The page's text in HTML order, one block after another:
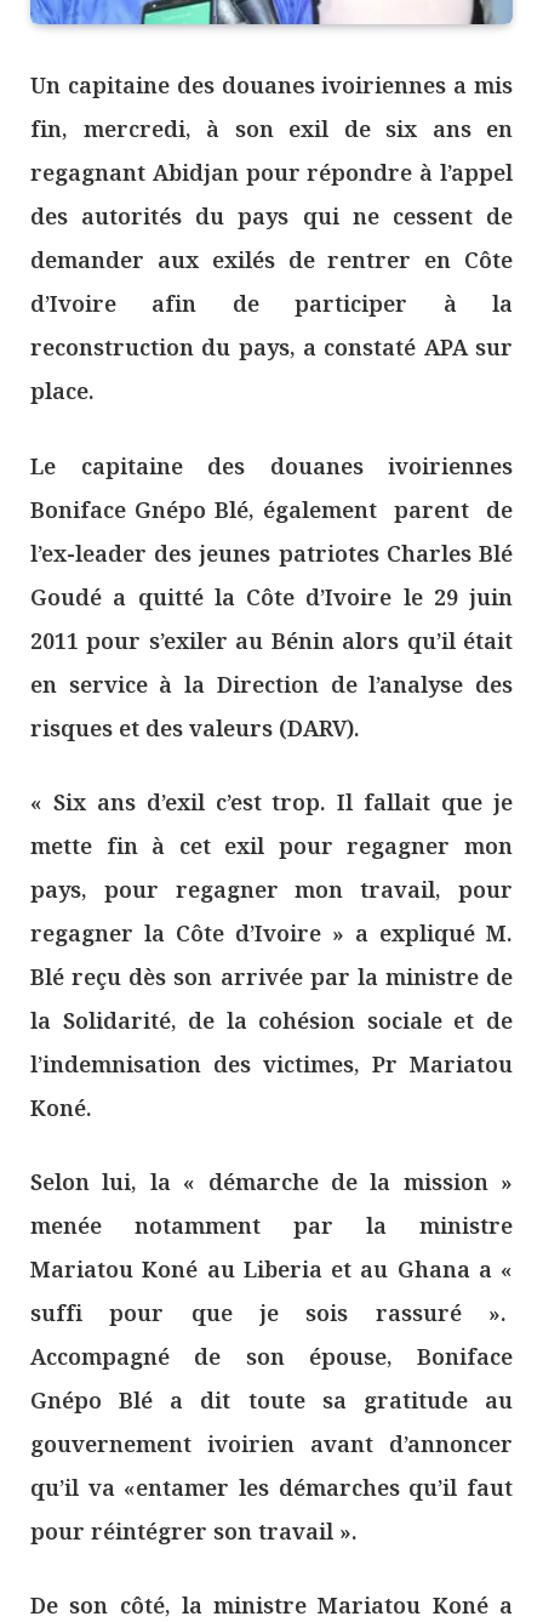
Un capitaine des douanes ivoiriennes a mis
fin, mercredi, à son exil de six ans en
regagnant Abidjan pour répondre à l’appel
des autorités du pays qui ne cessent de
demander aux exilés de rentrer en Côte
d’Ivoire afin de participer à la
reconstruction du pays, a constaté APA sur
place.
Le capitaine des douanes ivoiriennes
Boniface Gnépo Blé, également parent de
l’ex-leader des jeunes patriotes Charles Blé
Goudé a quitté la Côte d’Ivoire le 29 juin
2011 pour s’exiler au Bénin alors qu’il était
en service à la Direction de l’analyse des
risques et des valeurs (DARV).
« Six ans d’exil c’est trop. Il fallait que je
mette fin à cet exil pour regagner mon
pays, pour regagner mon travail, pour
regagner la Côte d’Ivoire » a expliqué M.
Blé reçu dès son arrivée par la ministre de
la Solidarité, de la cohésion sociale et de
l’indemnisation des victimes, Pr Mariatou
Koné.
Selon lui, la « démarche de la mission »
menée notamment par la ministre
Mariatou Koné au Liberia et au Ghana a «
suffi pour que je sois rassuré ».
Accompagné de son épouse, Boniface
Gnépo Blé a dit toute sa gratitude au
gouvernement ivoirien avant d’annoncer
qu’il va «entamer les démarches qu’il faut
pour réintégrer son travail ».
De son côté, la ministre Mariatou Koné a